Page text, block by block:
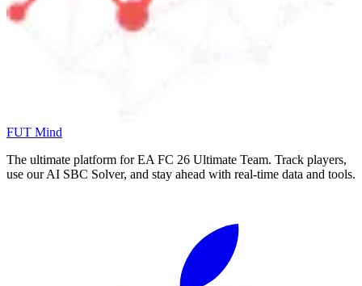
FUT Mind
The ultimate platform for EA FC 26 Ultimate Team. Track players,
use our AI SBC Solver, and stay ahead with real-time data and tools.